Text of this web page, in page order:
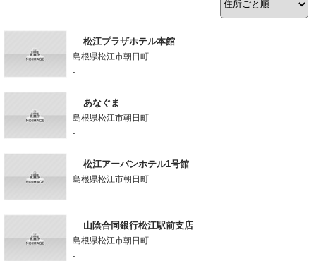
松江プラザホテル本館
島根県松江市朝日町
-
あなぐま
島根県松江市朝日町
-
松江アーバンホテル1号館
島根県松江市朝日町
-
山陰合同銀行松江駅前支店
島根県松江市朝日町
-